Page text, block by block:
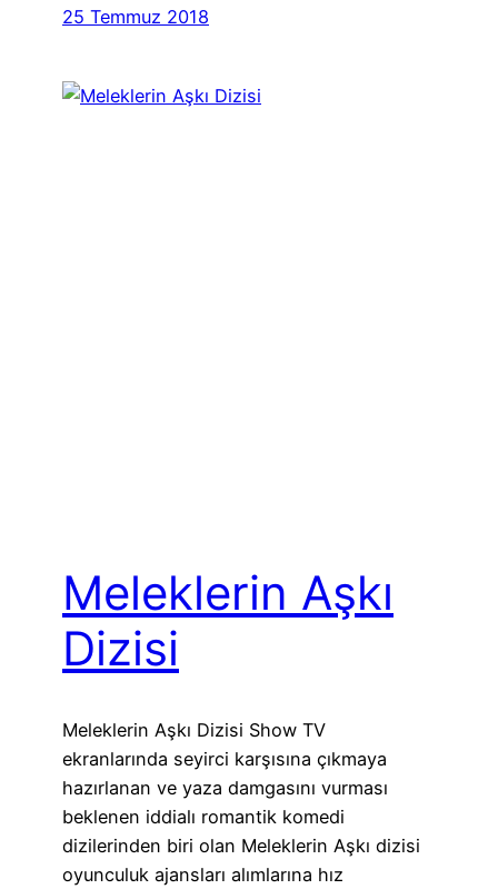
25 Temmuz 2018
Meleklerin Aşkı
Dizisi
Meleklerin Aşkı Dizisi Show TV
ekranlarında seyirci karşısına çıkmaya
hazırlanan ve yaza damgasını vurması
beklenen iddialı romantik komedi
dizilerinden biri olan Meleklerin Aşkı dizisi
oyunculuk ajansları alımlarına hız